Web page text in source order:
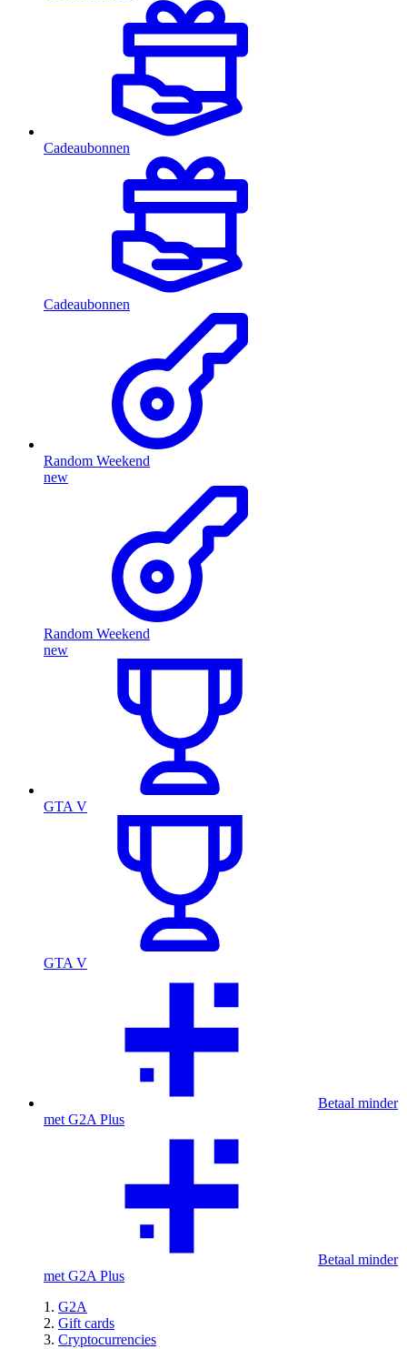
Cadeaubonnen
Cadeaubonnen
Random Weekend
new
Random Weekend
new
GTA V
GTA V
Betaal minder
met G2A Plus
Betaal minder
met G2A Plus
G2A
Gift cards
Cryptocurrencies